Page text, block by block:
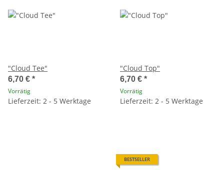
"Cloud Tee"
6,70 € *
Vorrätig
Lieferzeit: 2 - 5 Werktage
"Cloud Top"
6,70 € *
Vorrätig
Lieferzeit: 2 - 5 Werktage
BESTSELLER